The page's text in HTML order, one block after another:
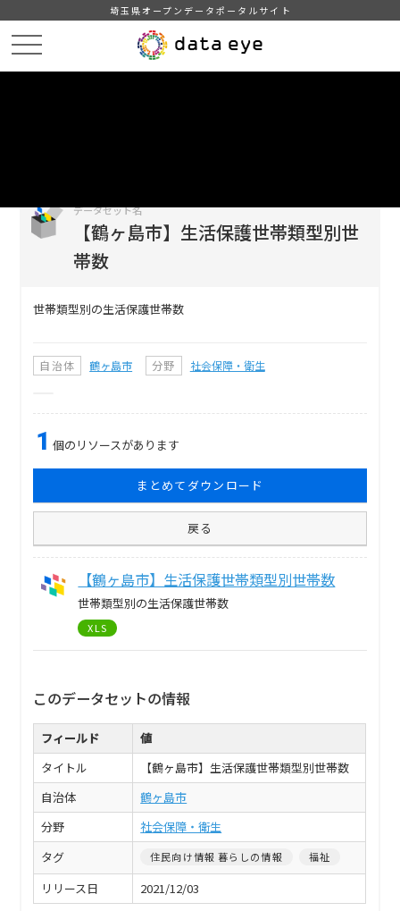
埼玉県オープンデータポータルサイト
データセット名
【鶴ヶ島市】生活保護世帯類型別世
帯数
世帯類型別の生活保護世帯数
自治体 鶴ヶ島市 分野 社会保障・衛生
1 個のリソースがあります
まとめてダウンロード
戻る
【鶴ヶ島市】生活保護世帯類型別世帯数
世帯類型別の生活保護世帯数
XLS
このデータセットの情報
フィールド
値
タイトル
【鶴ヶ島市】生活保護世帯類型別世帯数
自治体
鶴ヶ島市
分野
社会保障・衛生
タグ
住民向け情報 暮らしの情報 福祉
リリース日 2021/12/03